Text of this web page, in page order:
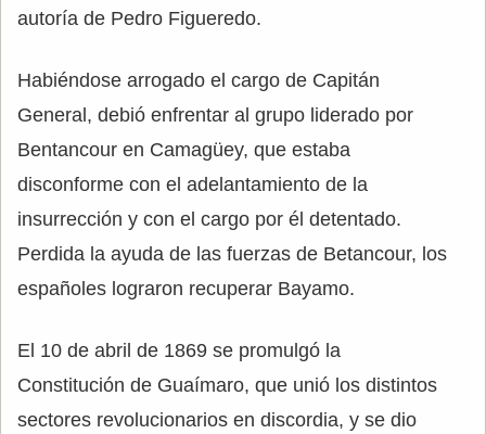
autoría de Pedro Figueredo.
Habiéndose arrogado el cargo de Capitán
General, debió enfrentar al grupo liderado por
Bentancour en Camagüey, que estaba
disconforme con el adelantamiento de la
insurrección y con el cargo por él detentado.
Perdida la ayuda de las fuerzas de Betancour, los
españoles lograron recuperar Bayamo.
El 10 de abril de 1869 se promulgó la
Constitución de Guaímaro, que unió los distintos
sectores revolucionarios en discordia, y se dio